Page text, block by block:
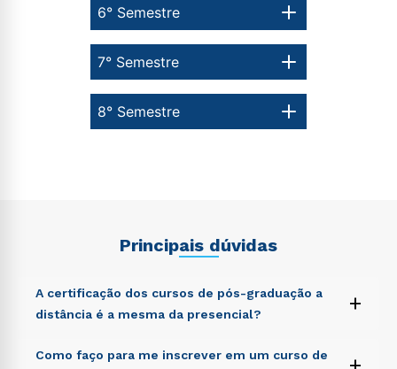
8° Semestre
7° Semestre
6° Semestre
Principais dúvidas
A certificação dos cursos de pós-graduação a
distância é a mesma da presencial?
+
Sed ut perspiciatis unde omnis iste natus error sit
Como faço para me inscrever em um curso de